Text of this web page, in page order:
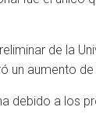
de la
aumento
debido a